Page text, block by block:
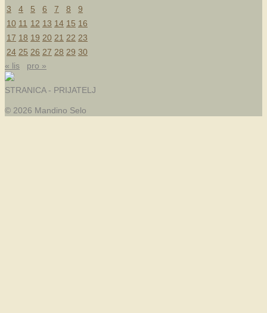
3
4 5 6 7 8
9
10 11 12 13 14 15 16
17 18 19 20 21 22 23
24 25 26 27 28 29 30
« lis
pro »
STRANICA - PRIJATELJ
© 2026 Mandino Selo